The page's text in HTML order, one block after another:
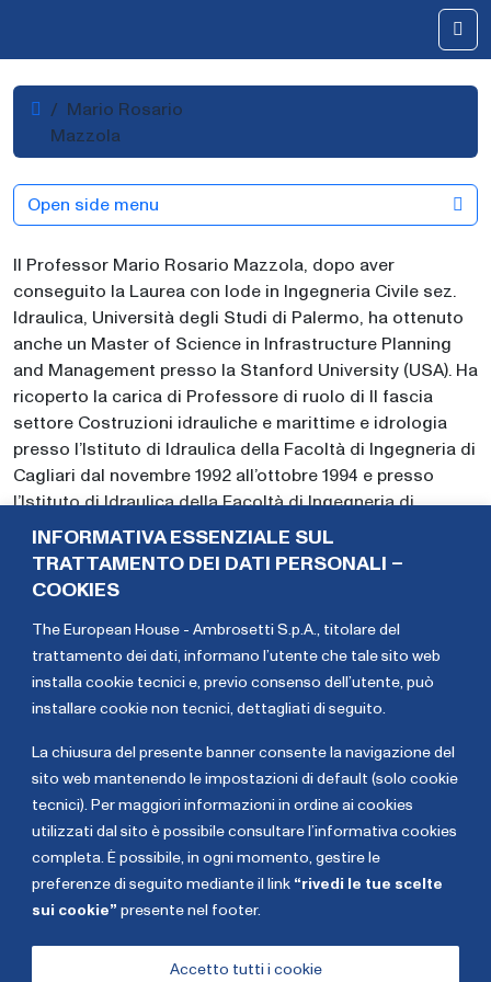
INFORMATIVA ESSENZIALE SUL
TRATTAMENTO DEI DATI PERSONALI –
COOKIES
The European House - Ambrosetti S.p.A., titolare del
trattamento dei dati, informano l’utente che tale sito web
installa cookie tecnici e, previo consenso dell’utente, può
installare cookie non tecnici, dettagliati di seguito
La chiusura del presente banner consente la navigazione del
sito web mantenendo le impostazioni di default (solo cookie
tecnici). Per maggiori informazioni in ordine ai cookies
utilizzati dal sito è possibile consultare l’informativa cookies
completa. È possibile, in ogni momento, gestire le
preferenze di seguito mediante il link “rivedi le tue scelte
sui cookie” presente nel footer.
Accetto tutti i cookie
HomeMario Rosario
Mazzola
Il Professor Mario Rosario Mazzola, dopo aver
conseguito la Laurea con lode in Ingegneria Civile sez.
Idraulica, Università degli Studi di Palermo, ha ottenuto
anche un Master of Science in Infrastructure Planning
and Management presso la Stanford University (USA). Ha
ricoperto la carica di Professore di ruolo di II fascia
settore Costruzioni idrauliche e marittime e idrologia
presso l’Istituto di Idraulica della Facoltà di Ingegneria di
Cagliari dal novembre 1992 all’ottobre 1994 e presso
l’Istituto di Idraulica della Facoltà di Ingegneria di
Palermo dal novembre 1994. È stato Professore
Ordinario di Costruzioni Idrauliche e Gestione delle
Risorse Idriche presso l’Università di Palermo da
pubblicazioni su libri, riviste nazionali ed internazionali
ed atti di convegni nazionali ed internazionali su
idrologia, costruzioni idrauliche, gestione dei sistemi
idrici ed economia delle risorse idriche, oggi è
maggiori esperti italiani di risorse idriche.
Francesca
Mazzarella
Mario Rosario
Mazzola
Open side menu
2026